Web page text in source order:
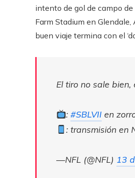
intento de gol de campo
Farm Stadium en Glendale,
buen viaje termina con el
El tiro no sale
:#SBLVII en
: transmisión en
—NFL (@NFL) 13